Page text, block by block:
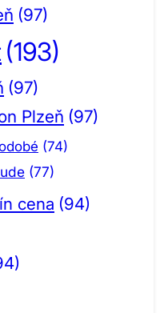
(97)
(193)
(97)
Plzeň (97)
(74)
(77)
cena (94)